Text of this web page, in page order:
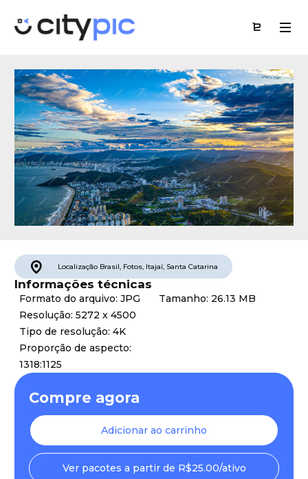
Localização Brasil, Fotos, Itajaí, Santa Catarina
Informações técnicas
Formato do arquivo: JPG
Resolução: 5272 x 4500
Tipo de resolução: 4K
Proporção de aspecto:
1318:1125
Tamanho: 26.13 MB
Compre agora
Adicionar ao carrinho
Ver pacotes a partir de R$25.00/ativo